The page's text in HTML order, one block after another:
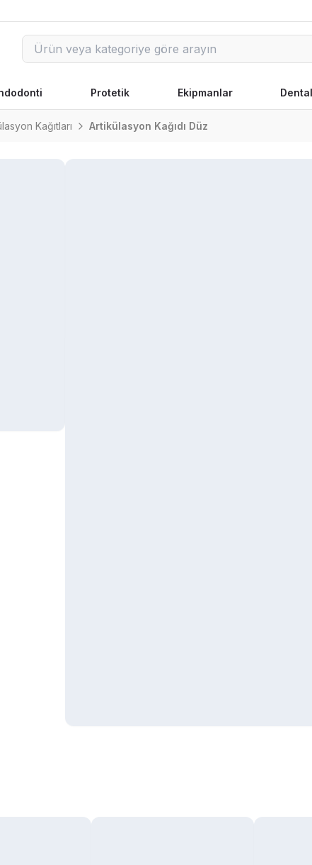
Protetik Ekipmanlar
Kağıtları Artikülasyon Kağıdı Düz